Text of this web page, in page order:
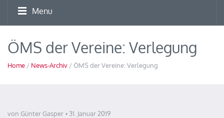
Menu
ÖMS der Vereine: Verlegung
Home / News-Archiv / ÖMS der Vereine: Verlegung
von Günter Gasper 31. Januar 2019